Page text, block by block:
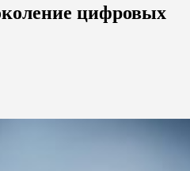
цифровых